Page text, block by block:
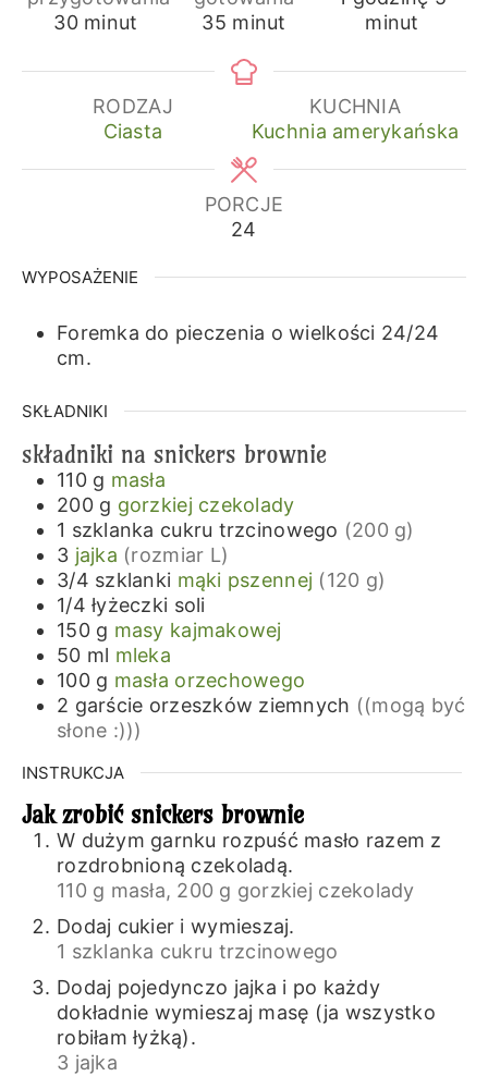
30minuty
minut
35minuty
minut
minut
RODZAJ
Ciasta
KUCHNIA
Kuchnia amerykańska
PORCJE
24
WYPOSAŻENIE
Foremka do pieczenia o wielkości 24/24
cm.
SKŁADNIKI
składniki na snickers brownie
110 g masła
200 g gorzkiej czekolady
1 szklanka cukru trzcinowego (200 g)
3 jajka (rozmiar L)
3/4 szklanki mąki pszennej (120 g)
1/4 łyżeczki soli
150 g masy kajmakowej
50 ml mleka
100 g masła orzechowego
2 garście orzeszków ziemnych ((mogą być
słone :)))
INSTRUKCJA
Jak zrobić snickers brownie
W dużym garnku rozpuść masło razem z
rozdrobnioną czekoladą.
110 g masła, 200 g gorzkiej czekolady
Dodaj cukier i wymieszaj.
1 szklanka cukru trzcinowego
Dodaj pojedynczo jajka i po każdy
dokładnie wymieszaj masę (ja wszystko
robiłam łyżką).
3 jajka